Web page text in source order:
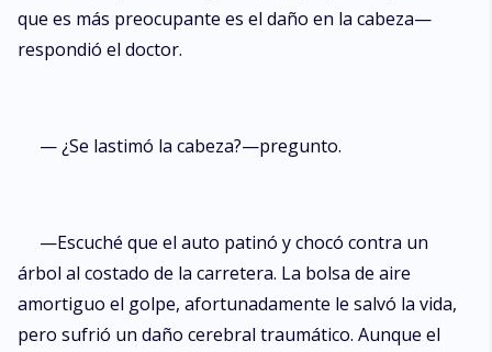
que es más preocupante es el daño en la cabeza—
respondió el doctor.
— ¿Se lastimó la cabeza?—pregunto.
—Escuché que el auto patinó y chocó contra un
árbol al costado de la carretera. La bolsa de aire
amortiguo el golpe, afortunadamente le salvó la vida,
pero sufrió un daño cerebral traumático. Aunque el